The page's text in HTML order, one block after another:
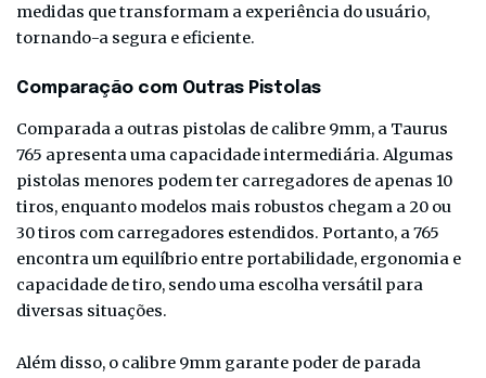
medidas que transformam a experiência do usuário,
tornando-a segura e eficiente.
Comparação com Outras Pistolas
Comparada a outras pistolas de calibre 9mm, a Taurus
765 apresenta uma capacidade intermediária. Algumas
pistolas menores podem ter carregadores de apenas 10
tiros, enquanto modelos mais robustos chegam a 20 ou
30 tiros com carregadores estendidos. Portanto, a 765
encontra um equilíbrio entre portabilidade, ergonomia e
capacidade de tiro, sendo uma escolha versátil para
diversas situações.
Além disso, o calibre 9mm garante poder de parada